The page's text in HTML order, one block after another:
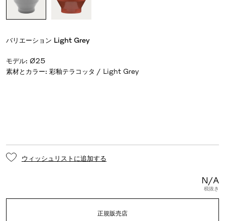
バリエーション Light Grey
モデル: Ø25
素材とカラー: 彩釉テラコッタ / Light Grey
ウィッシュリストに追加する
N/A
税抜き
正規販売店